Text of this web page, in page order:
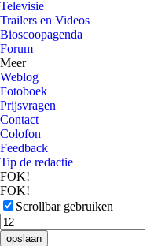
Televisie
Trailers en Videos
Bioscoopagenda
Forum
Meer
Weblog
Fotoboek
Prijsvragen
Contact
Colofon
Feedback
Tip de redactie
FOK!
FOK!
Scrollbar gebruiken
opslaan